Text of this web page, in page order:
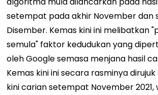
setempat pada akhir November dan
Disember. Kemas kini ini melibatkan
semula" faktor kedudukan yang
oleh Google semasa menjana hasil
Kemas kini ini secara rasminya
kini carian setempat November 2021,